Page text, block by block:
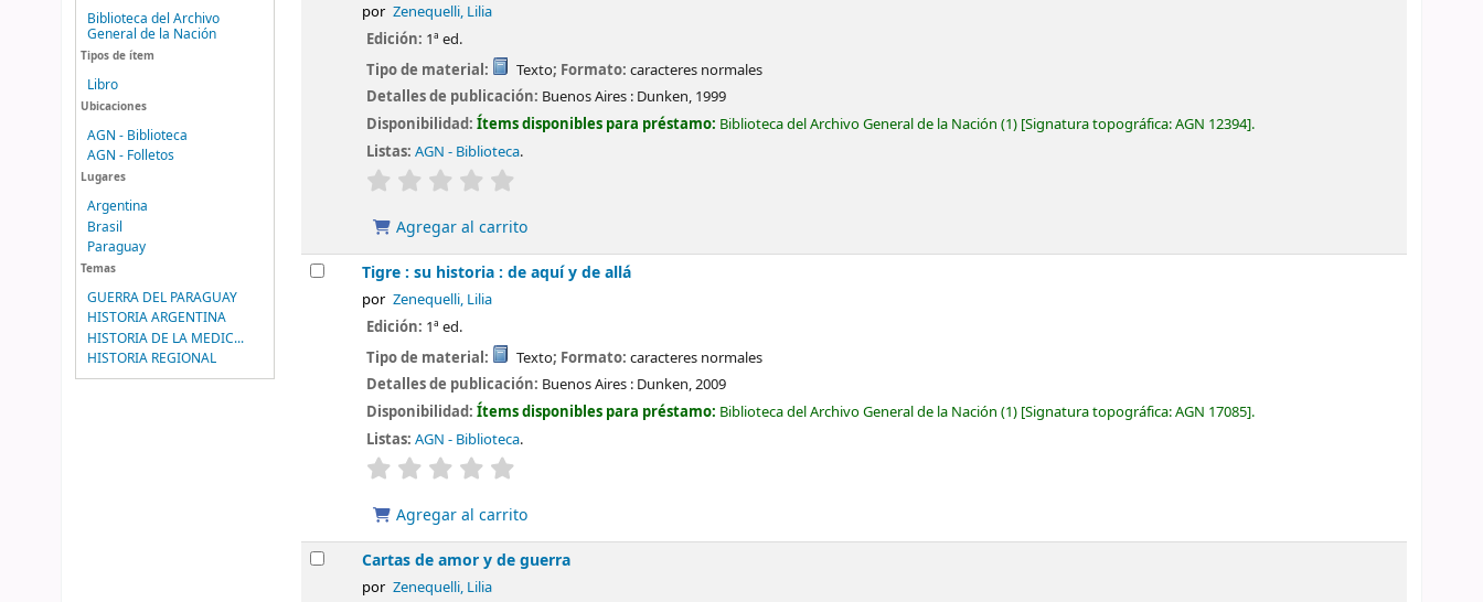
Biblioteca del Archivo
General de la Nación
Tipos de ítem
Libro
Ubicaciones
AGN - Biblioteca
AGN - Folletos
Lugares
Argentina
Brasil
Paraguay
Temas
GUERRA DEL PARAGUAY
HISTORIA ARGENTINA
HISTORIA DE LA MEDIC...
HISTORIA REGIONAL
por Zenequelli, Lilia
Edición: 1ª ed.
Tipo de material:
Texto; Formato: caracteres normales
Detalles de publicación: Buenos Aires : Dunken, 1999
Disponibilidad:Ítems disponibles para préstamo: Biblioteca del Archivo General de la Nación (1) Signatura topográfica:AGN 12394 .
Listas: AGN - Biblioteca.
valoración
Agregar al carrito
Tigre : su historia : de aquí y de allá
por Zenequelli, Lilia
Edición: 1ª ed.
Tipo de material:
Texto; Formato: caracteres normales
Detalles de publicación: Buenos Aires : Dunken,2009
Disponibilidad:Ítems disponibles para préstamo: Biblioteca del Archivo General de la Nación (1) Signatura topográfica:AGN 17085 .
Listas: AGN - Biblioteca.
valoración
Agregar al carrito
Cartas de amor y de guerra
por Zenequelli, Lilia